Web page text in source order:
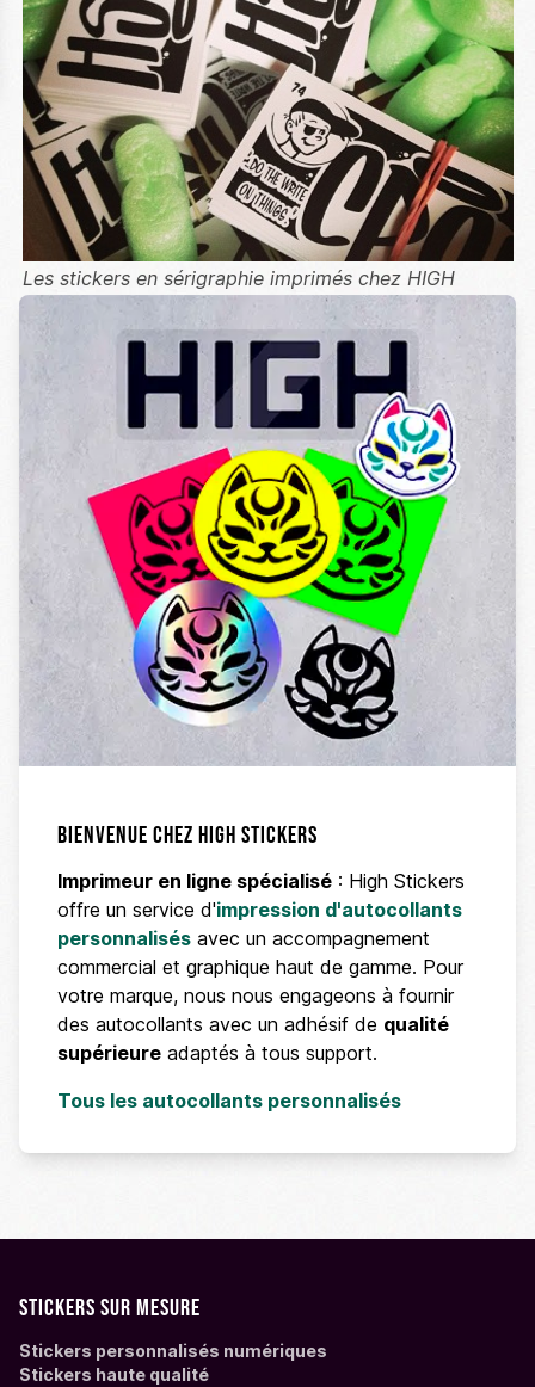
Les stickers en sérigraphie imprimés chez HIGH
Bienvenue chez High Stickers
Imprimeur en ligne spécialisé : High Stickers
offre un service d'impression d'autocollants
personnalisés avec un accompagnement
commercial et graphique haut de gamme. Pour
votre marque, nous nous engageons à fournir
des autocollants avec un adhésif de qualité
supérieure adaptés à tous support.
Tous les autocollants personnalisés
Stickers sur mesure
Stickers personnalisés numériques
Stickers haute qualité